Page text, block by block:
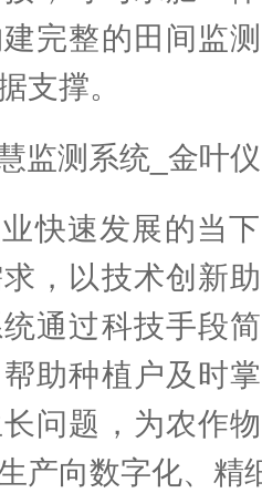
完整的田间监
支撑。
快速发展的当
，以技术创新
通过科技手段
助种植户及时
问题，为农作
产向数字化、精